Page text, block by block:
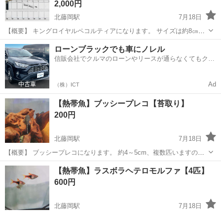
2,000円
北藤岡駅
7月18日
【概要】 キングロイヤルペコルティアになります。 サイズは約8㎝で
メスと思われます。 来年西日本へ引っ越す予定なので お気に入りの個
体ですが引っ越し時の負担を減らす為に出品します。 【取引につい
て】 お渡...
群馬 藤岡市 北藤岡駅 その他
ローンブラックでも車にノレル
信販会社でクルマのローンやリースが通らなくてもクル
（株）ICT Ad
【熱帯魚】ブッシープレコ【苔取り】
200円
北藤岡駅
7月18日
【概要】 ブッシープレコになります。 約4～5cm、複数匹いますので
複数匹の購入可能です。 写真のために捕まえたので少し色抜けしてま
為オススメです。 来...
群馬 藤岡市 北藤岡駅 その他
【熱帯魚】ラスボラヘテロモルファ【4匹】
600円
北藤岡駅
7月18日